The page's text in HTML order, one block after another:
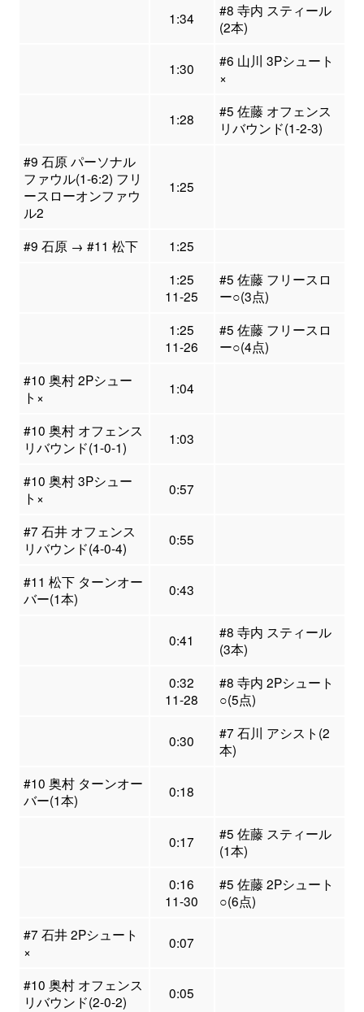
1:34
#8 寺内 スティール
(2本)
1:30
#6 山川 3Pシュート
×
1:28
#5 佐藤 オフェンス
リバウンド(1-2-3)
#9 石原 パーソナル
ファウル(1-6:2) フリ
ースローオンファウ
ル2
1:25
#9 石原 → #11 松下
1:25
1:25
11-25
#5 佐藤 フリースロ
ー○(3点)
1:25
11-26
#5 佐藤 フリースロ
ー○(4点)
#10 奥村 2Pシュー
ト×
1:04
#10 奥村 オフェンス
リバウンド(1-0-1)
1:03
#10 奥村 3Pシュー
ト×
0:57
#7 石井 オフェンス
リバウンド(4-0-4)
0:55
#11 松下 ターンオー
バー(1本)
0:43
0:41
#8 寺内 スティール
(3本)
0:32
11-28
#8 寺内 2Pシュート
○(5点)
0:30
#7 石川 アシスト(2
本)
#10 奥村 ターンオー
バー(1本)
0:18
0:17
#5 佐藤 スティール
(1本)
0:16
11-30
#5 佐藤 2Pシュート
○(6点)
#7 石井 2Pシュート
×
0:07
#10 奥村 オフェンス
リバウンド(2-0-2)
0:05